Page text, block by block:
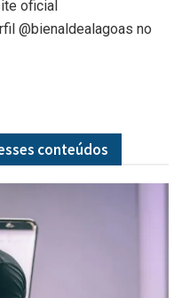
oficial
@bienaldealagoas no
conteúdos